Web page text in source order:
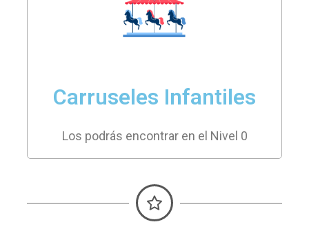
Carruseles Infantiles
Los podrás encontrar en el Nivel 0